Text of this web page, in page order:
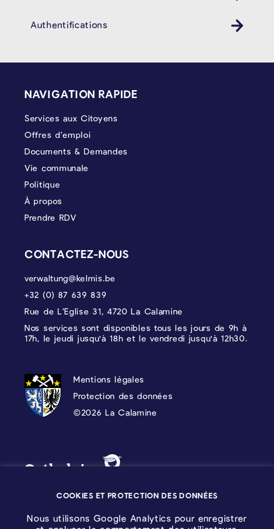
Authentifications
NAVIGATION RAPIDE
Services aux Citoyens
Offres d’emploi
Documents & Demandes
Vie communale
Politique
À propos
Prendre RDV
CONTACTEZ-NOUS
verwaltung@kelmis.be
+32 (0) 87 639 839
Rue de L’Eglise 31, 4720 La Calamine
Nos services sont disponibles tous les jours de 9h à
17h, le jeudi jusqu'à 18h et le vendredi jusqu'à 12h30.
PROTECTION DES DONNÉES, MENTIONS
Mentions légales
Protection des données
©2026 La Calamine
COOKIES ET PROTECTION DES DONNÉES
Nous utilisons Google Analytics pour enregistrer